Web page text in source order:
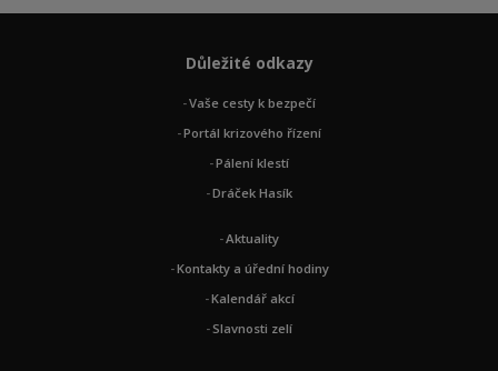
Důležité odkazy
Vaše cesty k bezpečí
Portál krizového řízení
Pálení klestí
Dráček Hasík
Aktuality
Kontakty a úřední hodiny
Kalendář akcí
Slavnosti zelí